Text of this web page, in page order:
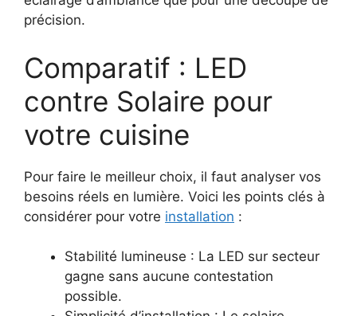
précision.
Comparatif : LED
contre Solaire pour
votre cuisine
Pour faire le meilleur choix, il faut analyser vos
besoins réels en lumière. Voici les points clés à
considérer pour votre installation :
Stabilité lumineuse : La LED sur secteur
gagne sans aucune contestation
possible.